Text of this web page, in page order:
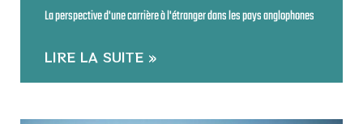
La perspective d'une carrière à l'étranger dans les pays anglophones
LIRE LA SUITE »